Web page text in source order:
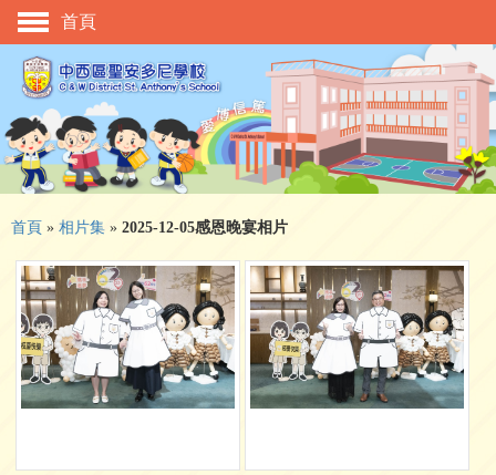
主頁
校慶活動
管理與組織
學與教
校風及學生支援
學生表現
相片及影片
升中資訊
入學申請
首頁
首頁 » 相片集 » 2025-12-05感恩晚宴相片